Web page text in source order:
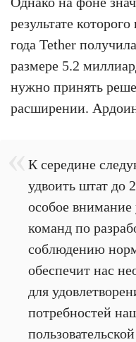
результате
года Tether
размере 5.2
нужно принять
расширении.
К середине
удвоить штат до
особое
команд по
соблюдению
обеспечит нас
для
потребностей